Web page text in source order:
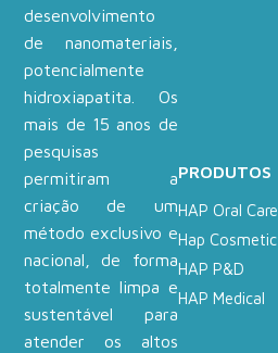
desenvolvimento
de nanomateriais,
potencialmente
hidroxiapatita. Os
mais de 15 anos de
pesquisas
permitiram a
criação de um
método exclusivo e
nacional, de forma
totalmente limpa e
sustentável para
atender os altos
PRODUTOS
HAP Oral Care
Hap Cosmetic
HAP P&D
HAP Medical